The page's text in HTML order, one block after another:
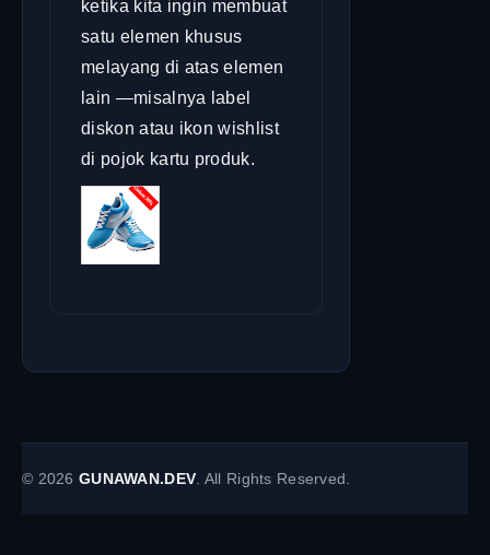
ketika kita ingin membuat
satu elemen khusus
melayang di atas elemen
lain —misalnya label
diskon atau ikon wishlist
di pojok kartu produk.
© 2026 GUNAWAN.DEV . All Rights Reserved.